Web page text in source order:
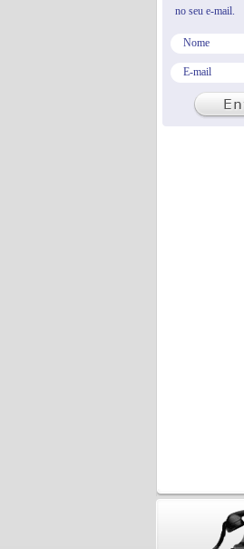
no seu e-mail.